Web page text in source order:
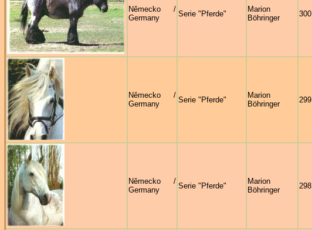
Německo /
Germany
Serie "Pferde"
Marion
Böhringer
300
Německo /
Germany
Serie "Pferde"
Marion
Böhringer
299
Německo /
Germany
Serie "Pferde"
Marion
Böhringer
298